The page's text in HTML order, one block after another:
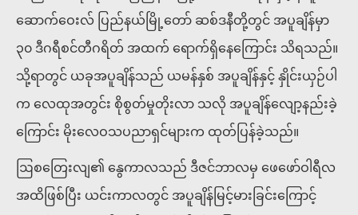
ဆောက်ဝေးလ် ပြည်နယ်မြို့တော် ဆစ်ဒနီတို့တွင် အပူချိန်မှာ
၃၀ ဒီဂရီစင်တီဂရိတ် အထက် ရောက်ရှိနေကြောင်း သိရသည်။
သို့ရာတွင် ယခုအပူချိန်သည် ယမန်နှစ် အပူချိန်နှင့် နှိုင်းယှဉ်ပါ
က လေထုအတွင်း စိုစွတ်မှုတိုးလာ သလို အပူချိန်လျော့နည်းခဲ့
ကြောင်း မိုးလေဝသပညာရှင်များက ထုတ်ပြန်ခဲ့သည်။
ဩစတြေးလျ၏ နွေကာလသည် ဒီဇင်ဘာလမှ ဖေဖော်ဝါရီလ
အထိဖြစ်ပြီး ယင်းကာလတွင် အပူချိန်မြင့်မားခြင်းကြောင့်